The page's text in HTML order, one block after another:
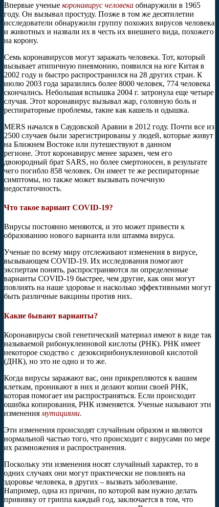
Впервые ученые коронавирус человека обнаружили в 1965
году. Он вызывал простуду. Позже в том же десятилетии
исследователи обнаружили группу похожих вирусов человека
и животных и назвали их в честь их внешнего вида, похожего
на корону.
Семь коронавирусов могут заражать человека. Тот, который
вызывает атипичную пневмонию, появился на юге Китая в
2002 году и быстро распространился на 28 других стран. К
июлю 2003 года заразились более 8000 человек, 774 человека
скончались. Небольшая вспышка 2004 г. затронула еще четыре
случая. Этот коронавирус вызывал жар, головную боль и
респираторные проблемы, такие как кашель и одышка.
MERS начался в Саудовской Аравии в 2012 году. Почти все из
2500 случаев были зарегистрированы у людей, которые живут
на Ближнем Востоке или путешествуют в данном
регионе. Этот коронавирус менее заразен, чем его
двоюродный брат SARS, но более смертоносен, в результате
чего погибло 858 человек. Он имеет те же респираторные
симптомы, но также может вызывать почечную
недостаточность.
Что такое вариант COVID-19?
Вирусы постоянно меняются, и это может привести к
образованию нового варианта или штамма вируса.
Ученые по всему миру отслеживают изменения в вирусе,
вызывающем COVID-19. Их исследования помогают
экспертам понять, распространяются ли определенные
варианты COVID-19 быстрее, чем другие, как они могут
повлиять на наше здоровье и насколько эффективными могут
быть различные вакцины против них.
Какие бывают варианты?
Коронавирусы свой генетический материал имеют в виде так
называемой рибонуклеиновой кислоты (РНК). РНК имеет
некоторое сходство с дезоксирибонуклеиновой кислотой
(ДНК), но это не одно и то же.
Когда вирусы заражают вас, они прикрепляются к вашим
клеткам, проникают в них и делают копии своей РНК,
которая помогает им распространяться. Если происходит
ошибка копирования, РНК изменяется. Ученые называют эти
изменения мутациями.
Эти изменения происходят случайным образом и являются
нормальной частью того, что происходит с вирусами по мере
их размножения и распространения.
Поскольку эти изменения носят случайный характер, то в
одних случаях они могут практически не повлиять на
здоровье человека, в других – вызвать заболевание.
Например, одна из причин, по которой вам нужно делать
прививку от гриппа каждый год, заключается в том, что